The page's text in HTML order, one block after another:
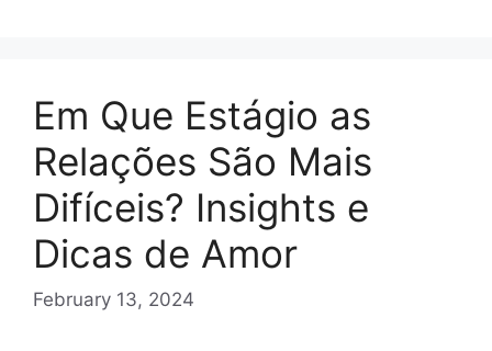
Em Que Estágio as
Relações São Mais
Difíceis? Insights e
Dicas de Amor
February 13, 2024